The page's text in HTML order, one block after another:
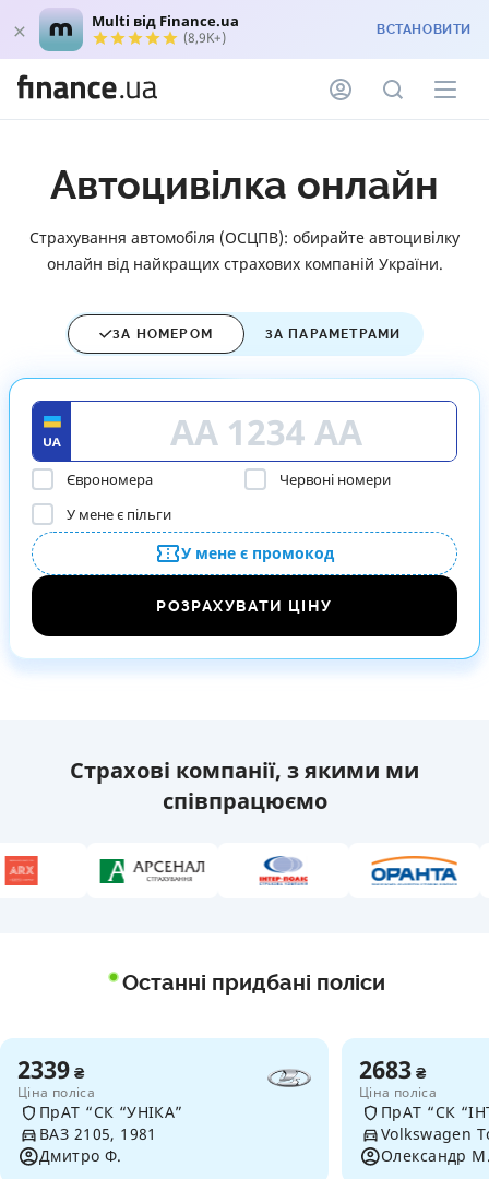
Multi від Finance.ua
(8,9K+) ВСТАНОВИТИ
Автоцивілка онлайн
Страхування автомобіля (ОСЦПВ): обирайте автоцивілку
онлайн від найкращих страхових компаній України.
ЗА НОМЕРОМ ЗА ПАРАМЕТРАМИ
У мене є промокод
Єврономера
Червоні номери
У мене є пільги
РОЗРАХУВАТИ ЦІНУ
Страхові компанії, з якими ми
співпрацюємо
Останні придбані поліси
2339 ₴
Ціна поліса
ПрАТ “СК “УНІКА”
ВАЗ 2105, 1981
Дмитро Ф.
2683 ₴
Ціна поліса
ПрАТ “СК
Volkswagen
Олександр